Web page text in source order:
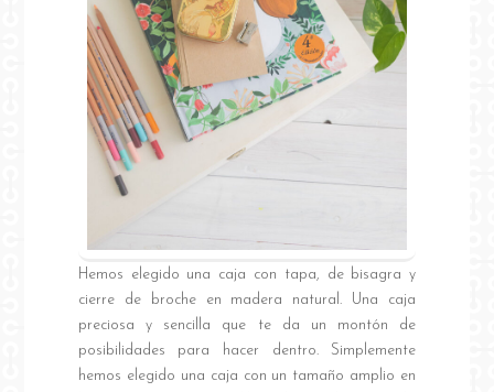
Hemos elegido una caja con tapa, de bisagra y
cierre de broche en madera natural. Una caja
preciosa y sencilla que te da un montón de
posibilidades para hacer dentro. Simplemente
hemos elegido una caja con un tamaño amplio en